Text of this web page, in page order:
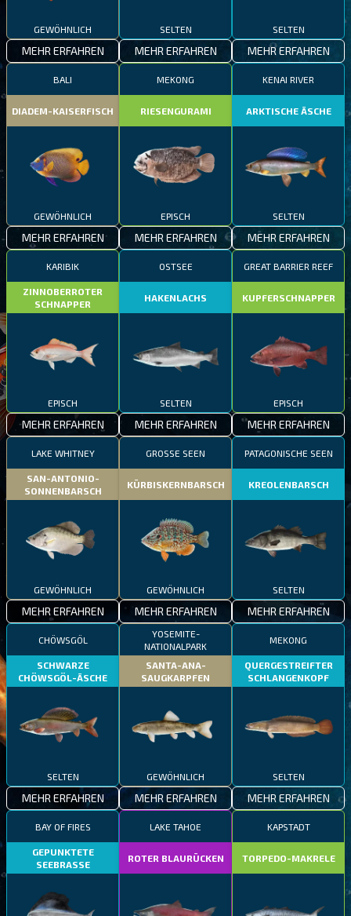
GEWÖHNLICH
MEHR ERFAHREN
SELTEN
MEHR ERFAHREN
SELTEN
MEHR ERFAHREN
BALI
DIADEM-KAISERFISCH
GEWÖHNLICH
MEHR ERFAHREN
MEKONG
RIESENGURAMI
EPISCH
MEHR ERFAHREN
KENAI RIVER
ARKTISCHE ÄSCHE
SELTEN
MEHR ERFAHREN
KARIBIK
ZINNOBERROTER
SCHNAPPER
EPISCH
MEHR ERFAHREN
OSTSEE
HAKENLACHS
SELTEN
MEHR ERFAHREN
GREAT BARRIER REEF
KUPFERSCHNAPPER
EPISCH
MEHR ERFAHREN
LAKE WHITNEY
SAN-ANTONIO-
SONNENBARSCH
GEWÖHNLICH
MEHR ERFAHREN
GROSSE SEEN
KÜRBISKERNBARSCH
GEWÖHNLICH
MEHR ERFAHREN
PATAGONISCHE SEEN
KREOLENBARSCH
SELTEN
MEHR ERFAHREN
CHÖWSGÖL
SCHWARZE
CHÖWSGÖL-ÄSCHE
SELTEN
MEHR ERFAHREN
YOSEMITE-
NATIONALPARK
SANTA-ANA-
SAUGKARPFEN
GEWÖHNLICH
MEHR ERFAHREN
MEKONG
QUERGESTREIFTER
SCHLANGENKOPF
SELTEN
MEHR ERFAHREN
BAY OF FIRES
GEPUNKTETE
SEEBRASSE
LAKE TAHOE
ROTER BLAURÜCKEN
KAPSTADT
TORPEDO-MAKRELE